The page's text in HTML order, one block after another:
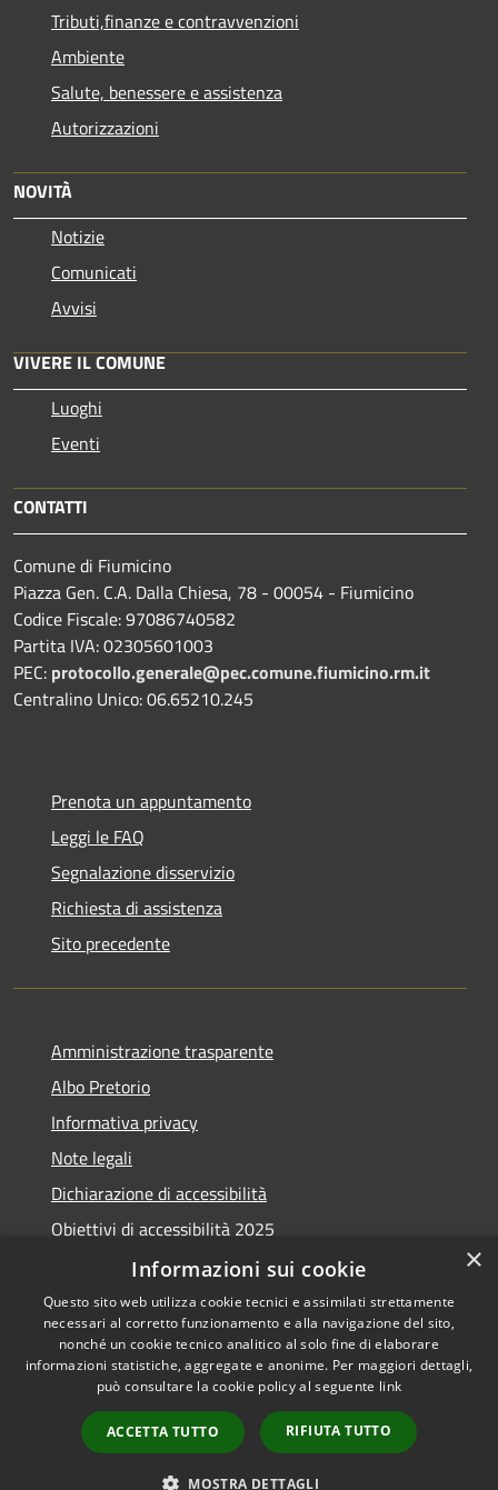
Tributi,finanze e contravvenzioni
Ambiente
Salute, benessere e assistenza
Autorizzazioni
NOVITÀ
Notizie
Comunicati
Avvisi
VIVERE IL COMUNE
Luoghi
Eventi
CONTATTI
Comune di Fiumicino
Piazza Gen. C.A. Dalla Chiesa, 78 - 00054 - Fiumicino
Codice Fiscale: 97086740582
Partita IVA: 02305601003
PEC: protocollo.generale@pec.comune.fiumicino.rm.it
Centralino Unico: 06.65210.245
Prenota un appuntamento
Leggi le FAQ
Segnalazione disservizio
Richiesta di assistenza
Sito precedente
Amministrazione trasparente
Albo Pretorio
Informativa privacy
Note legali
Dichiarazione di accessibilità
Obiettivi di accessibilità 2025
Meccanismo di feedback
RSS
Accessibilità
Copyright © 2026 • Comune di
Fiumicino • Powered by
Municipium•
Accesso
redazione
×
Informazioni sui cookie
Questo sito web utilizza cookie tecnici e assimilati strettamente
necessari al corretto funzionamento e alla navigazione del sito,
nonché un cookie tecnico analitico al solo fine di elaborare
informazioni statistiche, aggregate e anonime. Per maggiori dettagli,
può consultare la cookie policy al seguente link
ACCETTA TUTTO RIFIUTA TUTTO
MOSTRA DETTAGLI